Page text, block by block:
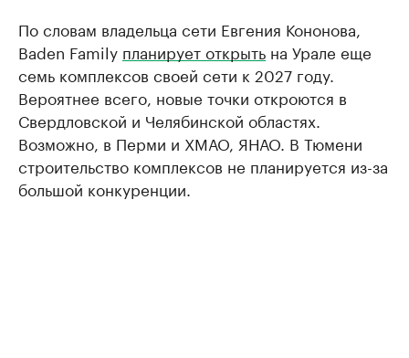
По словам владельца сети Евгения Кононова,
Baden Family планирует открыть на Урале еще
семь комплексов своей сети к 2027 году.
Вероятнее всего, новые точки откроются в
Свердловской и Челябинской областях.
Возможно, в Перми и ХМАО, ЯНАО. В Тюмени
строительство комплексов не планируется из-за
большой конкуренции.